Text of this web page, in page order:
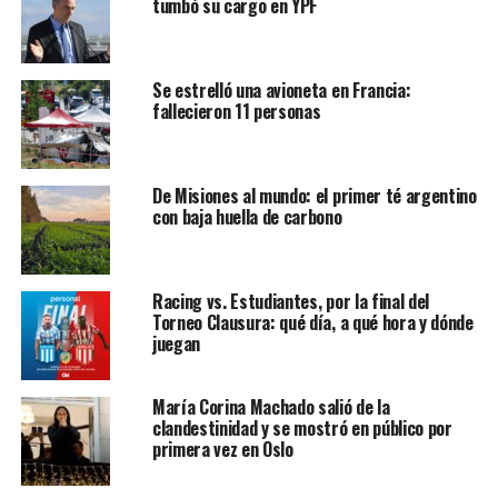
tumbó su cargo en YPF
Se estrelló una avioneta en Francia:
fallecieron 11 personas
De Misiones al mundo: el primer té argentino
con baja huella de carbono
Racing vs. Estudiantes, por la final del
Torneo Clausura: qué día, a qué hora y dónde
juegan
María Corina Machado salió de la
clandestinidad y se mostró en público por
primera vez en Oslo